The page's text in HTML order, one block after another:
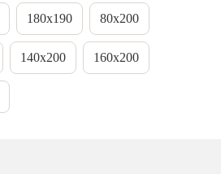
180x190 80x200
140x200 160x200